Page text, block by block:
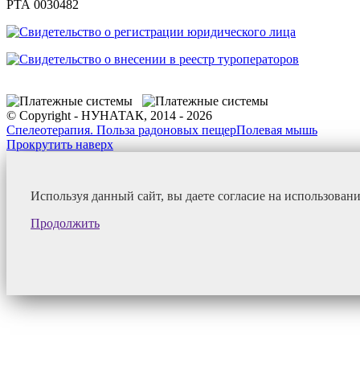
РТА 0030482
© Copyright - НУНАТАК, 2014 - 2026
Спелеотерапия. Польза радоновых пещерПолевая мышь
Прокрутить наверх
Используя данный сайт, вы даете согласие на
Продолжить